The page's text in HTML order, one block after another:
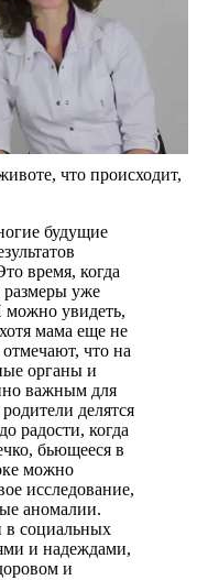
что происходит,
будущие
время, когда
размеры уже
увидеть,
мама еще не
что на
органы и
важным для
делятся
радости, когда
бьющееся в
можно
исследование,
аномалии.
в социальных
и надеждами,
и